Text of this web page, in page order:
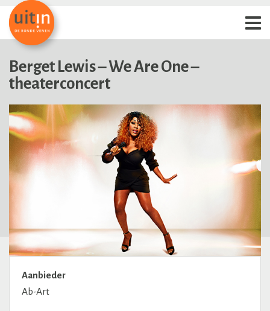
Berget Lewis – We Are One –
theaterconcert
Aanbieder
Ab-Art